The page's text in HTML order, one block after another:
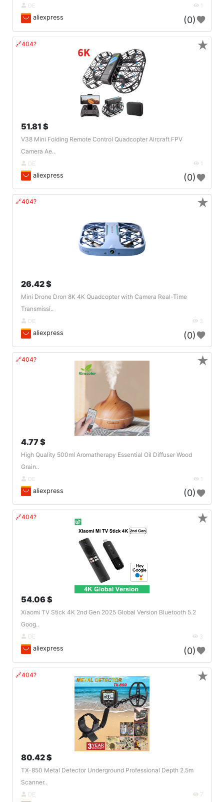
DE 1
aliexpress (0)
🔗404?
51.81 $
V38 Mini Folding Remote Control Quadcopter Aircraft FPV
Camera Ae..
DE 1
aliexpress (0)
★
🔗404?
26.42 $
Mini Drone Dron 8K 4K Quadcopter with Camera Real-Time
Transmissi..
DE 3
aliexpress (0)
★
🔗404?
4.77 $
High Quality 500ml Aromatherapy Essential Oil Diffuser Wood
Grain..
DE 1
aliexpress (0)
★
🔗404?
54.06 $
Xiaomi TV Stick 4K 2nd Gen 2025 Global Version Bluetooth 5.2
Goog..
DE 3
aliexpress (0)
★
🔗404?
80.42 $
TX-850 Metal Detector Underground Professional Depth 2.5m
Scanner..
DE 7
★